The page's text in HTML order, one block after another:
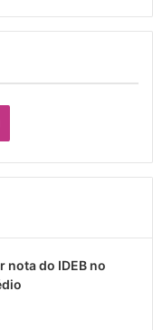
nota do IDEB no